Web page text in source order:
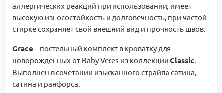
аллергических реакций при использовании, имеет
высокую износостойкость и долговечность, при частой
стирке сохраняет свой внешний вид и прочность швов.
Grace – постельный комплект в кроватку для
новорожденных от Baby Veres из коллекции Classic.
Выполнен в сочетании изысканного страйпа сатина,
сатина и ранфорса.